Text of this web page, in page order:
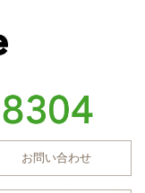
お問い合わせ